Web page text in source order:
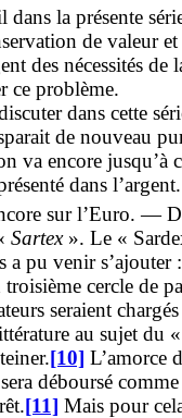
dans la présente
de valeur
des nécessités
ce problème.
dans cette
de nouveau
va encore
dans
sur l’Euro. —
Sartex». Le «
pu venir
cercle de
seraient
au sujet du «
[10] L’amorce
déboursé
[11] Mais pour